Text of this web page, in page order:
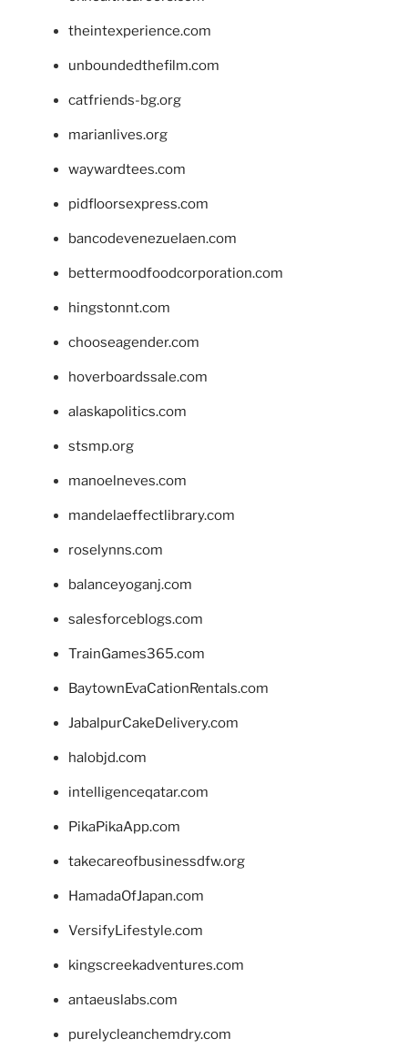
theintexperience.com
unboundedthefilm.com
catfriends-bg.org
marianlives.org
waywardtees.com
pidfloorsexpress.com
bancodevenezuelaen.com
bettermoodfoodcorporation.com
hingstonnt.com
chooseagender.com
hoverboardssale.com
alaskapolitics.com
stsmp.org
manoelneves.com
mandelaeffectlibrary.com
roselynns.com
balanceyoganj.com
salesforceblogs.com
TrainGames365.com
BaytownEvaCationRentals.com
JabalpurCakeDelivery.com
halobjd.com
intelligenceqatar.com
PikaPikaApp.com
takecareofbusinessdfw.org
HamadaOfJapan.com
VersifyLifestyle.com
kingscreekadventures.com
antaeuslabs.com
purelycleanchemdry.com